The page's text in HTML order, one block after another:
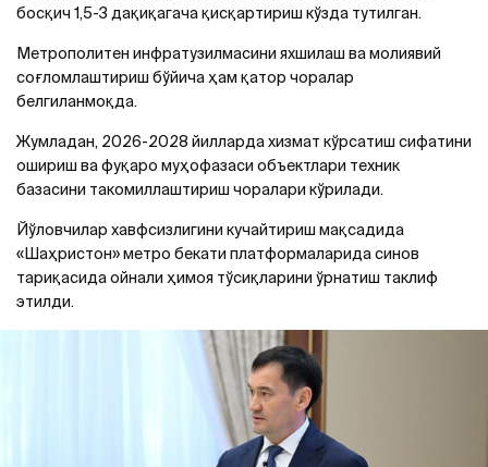
босқич 1,5-3 дақиқагача қисқартириш кўзда тутилган.
Метрополитен инфратузилмасини яхшилаш ва молиявий
соғломлаштириш бўйича ҳам қатор чоралар
белгиланмоқда.
Жумладан, 2026-2028 йилларда хизмат кўрсатиш сифатини
ошириш ва фуқаро муҳофазаси объектлари техник
базасини такомиллаштириш чоралари кўрилади.
Йўловчилар хавфсизлигини кучайтириш мақсадида
«Шаҳристон» метро бекати платформаларида синов
тариқасида ойнали ҳимоя тўсиқларини ўрнатиш таклиф
этилди.